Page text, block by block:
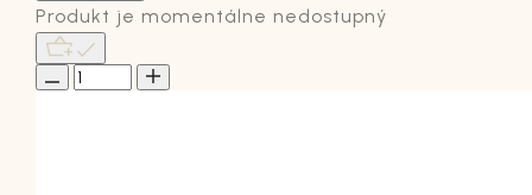
Produkt je momentálne nedostupný